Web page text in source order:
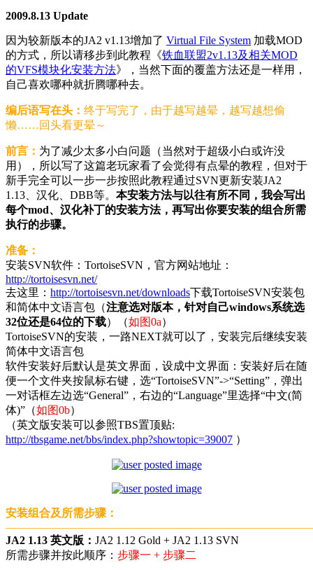
2009.8.13 Update
因为较新版本的JA2 v1.13增加了 Virtual File System 加载MOD
的方式，所以请移步到此教程《铁血联盟2v1.13及相关MOD
的VFS模块化安装方法》，当然下面的覆盖方法还是一样用，
自己喜欢哪种就折腾哪种去。
编后语写在头： 终于写完了，由于越写越晕，越写越想偷
懒……回头看更晕～
前言： 为了减少太多小白问题（当然对于超级小白或许没
用），所以写了这篇老玩家看了会觉得有点晕的教程，但对于
新手完全可以一步一步按照此教程通过SVN更新安装JA2
1.13、汉化、DBB等。 本安装方法与以往有所不同，我会写出
每个mod、汉化补丁的安装方法，再写出你要安装的组合所需
执行的步骤。
准备：
安装SVN软件：TortoiseSVN，官方网站地址：
http://tortoisesvn.net/
去这里： http://tortoisesvn.net/downloads下载TortoiseSVN安装包
和简体中文语言包（注意选对版本，针对自己windows系统选
32位还是64位的下载）（如图0a）
TortoiseSVN的安装，一路NEXT就可以了，安装完后继续安装
简体中文语言包
软件安装好后默认是英文界面，设成中文界面：安装好后在随
便一个文件夹按鼠标右键，选“TortoiseSVN”->“Setting”，弹出
一对话框左边选“General”，右边的“Language”里选择“中文(简
体)”（如图0b）
（英文版安装可以参照TBS置顶贴:
http://tbsgame.net/bbs/index.php?showtopic=39007 ）
安装组合及所需步骤：
JA2 1.13 英文版： JA2 1.12 Gold + JA2 1.13 SVN
所需步骤并按此顺序： 步骤一 + 步骤二